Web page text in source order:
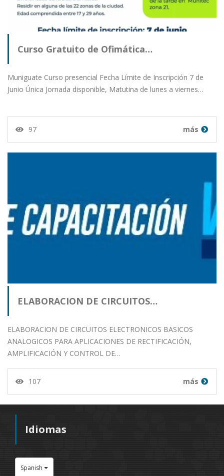
Curso Gratuito de Ofimática…
Muniguate Curso presencial Fecha Límite de Inscripción 7 de
Junio Única Jornada disponible, Matutina de lunes a viernes…
97 más
ELABORACION DE CIRCUITOS…
ELABORACION DE CIRCUITOS ELECTRONICOS BASICOS
ANALOGICOS PARA APLICACIONES DE RECTIFICACIÓN,
AMPLIFICACIÓN Y CONTROL DE…
107 más
Idiomas
Spanish